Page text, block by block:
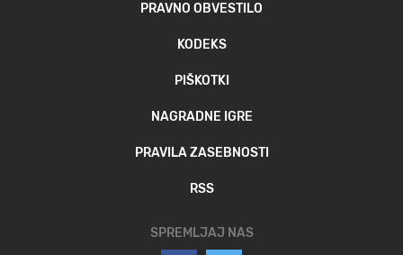
PRAVNO OBVESTILO
KODEKS
PIŠKOTKI
NAGRADNE IGRE
PRAVILA ZASEBNOSTI
RSS
SPREMLJAJ NAS